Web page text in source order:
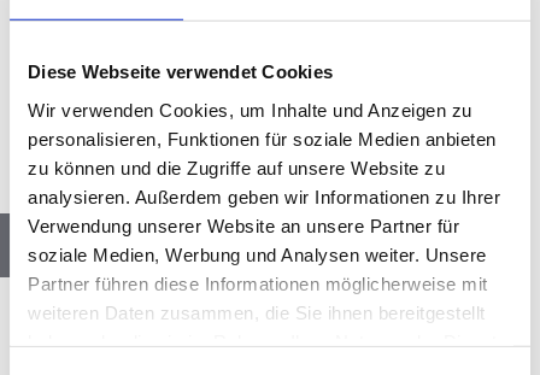
Diese Webseite verwendet Cookies
Wir verwenden Cookies, um Inhalte und Anzeigen zu
personalisieren, Funktionen für soziale Medien anbieten
zu können und die Zugriffe auf unsere Website zu
analysieren. Außerdem geben wir Informationen zu Ihrer
Verwendung unserer Website an unsere Partner für
soziale Medien, Werbung und Analysen weiter. Unsere
Partner führen diese Informationen möglicherweise mit
weiteren Daten zusammen, die Sie ihnen bereitgestellt
von Unterlagen
Das zeichnet Dich aus